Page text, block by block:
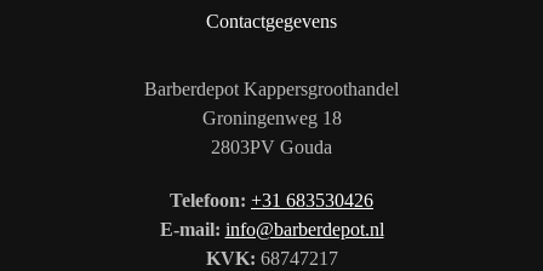
Contactgegevens
Barberdepot Kappersgroothandel
Groningenweg 18
2803PV Gouda
Telefoon: +31 683530426
E-mail: info@barberdepot.nl
KVK: 68747217